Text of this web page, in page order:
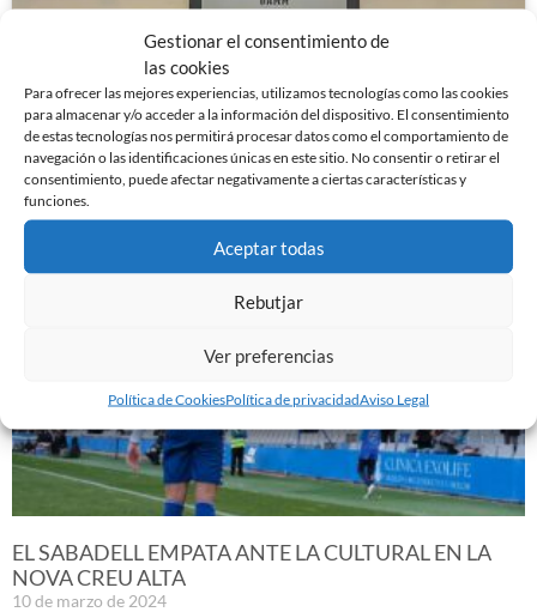
Gestionar el consentimiento de
las cookies
Para ofrecer las mejores experiencias, utilizamos tecnologías como las cookies
para almacenar y/o acceder a la información del dispositivo. El consentimiento
de estas tecnologías nos permitirá procesar datos como el comportamiento de
navegación o las identificaciones únicas en este sitio. No consentir o retirar el
consentimiento, puede afectar negativamente a ciertas características y
funciones.
Aceptar todas
Rebutjar
Ver preferencias
Política de CookiesPolítica de privacidadAviso Legal
Noticias Relacionadas
EL SABADELL EMPATA ANTE LA CULTURAL EN LA
NOVA CREU ALTA
10 de marzo de 2024